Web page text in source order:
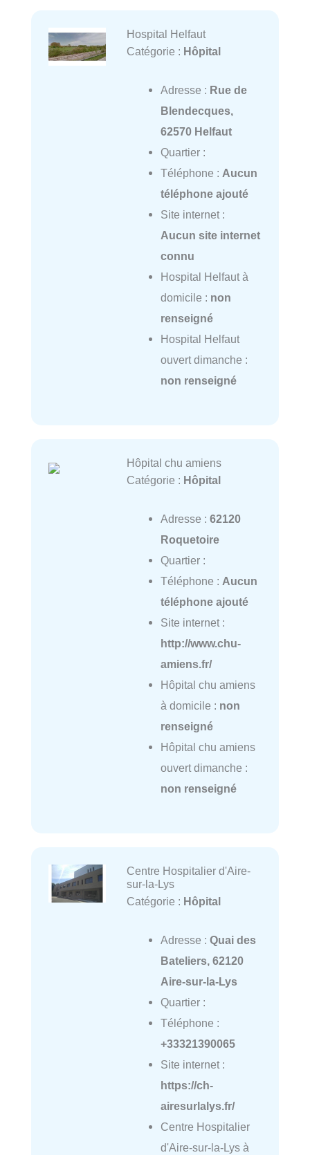
Hospital Helfaut
Catégorie : Hôpital
Adresse : Rue de
Blendecques,
62570 Helfaut
Quartier :
Téléphone : Aucun
téléphone ajouté
Site internet :
Aucun site internet
connu
Hospital Helfaut à
domicile : non
renseigné
Hospital Helfaut
ouvert dimanche :
non renseigné
Hôpital chu amiens
Catégorie : Hôpital
Adresse : 62120
Roquetoire
Quartier :
Téléphone : Aucun
téléphone ajouté
Site internet :
http://www.chu-
amiens.fr/
Hôpital chu amiens
à domicile : non
renseigné
Hôpital chu amiens
ouvert dimanche :
non renseigné
Centre Hospitalier d'Aire-
sur-la-Lys
Catégorie : Hôpital
Adresse : Quai des
Bateliers, 62120
Aire-sur-la-Lys
Quartier :
Téléphone :
+33321390065
Site internet :
https://ch-
airesurlalys.fr/
Centre Hospitalier
d'Aire-sur-la-Lys à